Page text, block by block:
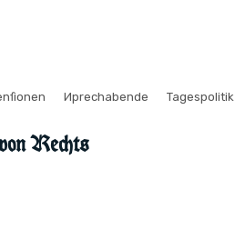
Иprechabende Tagespolitik
Rechts